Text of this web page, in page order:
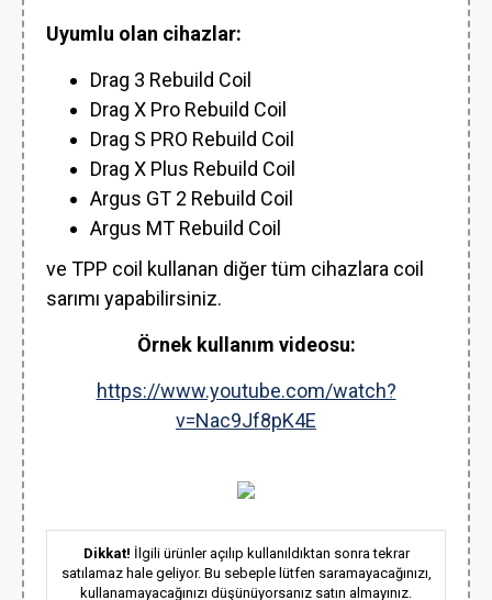
Uyumlu olan cihazlar:
Drag 3 Rebuild Coil
Drag X Pro Rebuild Coil
Drag S PRO Rebuild Coil
Drag X Plus Rebuild Coil
Argus GT 2 Rebuild Coil
Argus MT Rebuild Coil
ve TPP coil kullanan diğer tüm cihazlara coil
sarımı yapabilirsiniz.
Örnek kullanım videosu:
https://www.youtube.com/watch?
v=Nac9Jf8pK4E
Dikkat! İlgili ürünler açılıp kullanıldıktan sonra tekrar
satılamaz hale geliyor. Bu sebeple lütfen saramayacağınızı,
kullanamayacağınızı düşünüyorsanız satın almayınız.